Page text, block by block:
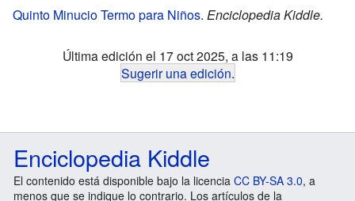
Quinto Minucio Termo para Niños. Enciclopedia Kiddle.
Última edición el 17 oct 2025, a las 11:19
Sugerir una edición.
Enciclopedia Kiddle
El contenido está disponible bajo la licencia CC BY-SA 3.0, a
menos que se indique lo contrario. Los artículos de la